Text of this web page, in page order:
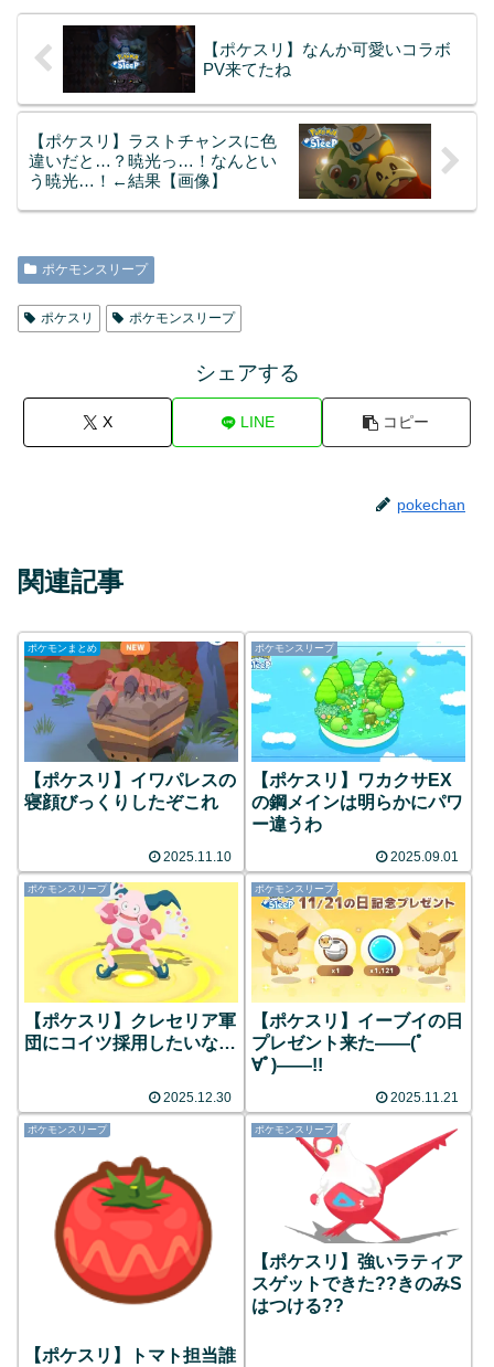
【ポケスリ】なんか可愛いコラボ
PV来てたね
【ポケスリ】ラストチャンスに色
違いだと…？暁光っ…！なんとい
う暁光…！←結果【画像】
ポケモンスリープ
ポケスリ ポケモンスリープ
シェアする
X LINE コピー
pokechan
関連記事
ポケモンまとめ
【ポケスリ】イワパレスの
寝顔びっくりしたぞこれ
2025.11.10
ポケモンスリープ
【ポケスリ】ワカクサEX
の鋼メインは明らかにパワ
ー違うわ
2025.09.01
ポケモンスリープ
【ポケスリ】クレセリア軍
団にコイツ採用したいな…
2025.12.30
ポケモンスリープ
【ポケスリ】イーブイの日
プレゼント来た――(ﾟ
∀ﾟ)――!!
2025.11.21
ポケモンスリープ
【ポケスリ】トマト担当誰
ポケモンスリープ
【ポケスリ】強いラティア
スゲットできた??きのみS
はつける??